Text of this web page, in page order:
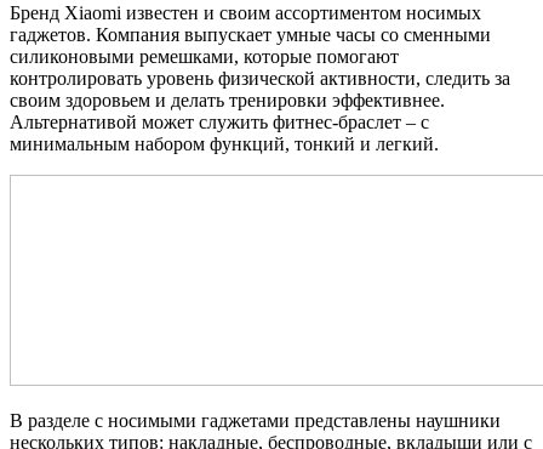
Бренд Xiaomi известен и своим ассортиментом носимых
гаджетов. Компания выпускает умные часы со сменными
силиконовыми ремешками, которые помогают
контролировать уровень физической активности, следить за
своим здоровьем и делать тренировки эффективнее.
Альтернативой может служить фитнес-браслет – с
минимальным набором функций, тонкий и легкий.
В разделе с носимыми гаджетами представлены наушники
нескольких типов: накладные, беспроводные, вкладыши или с